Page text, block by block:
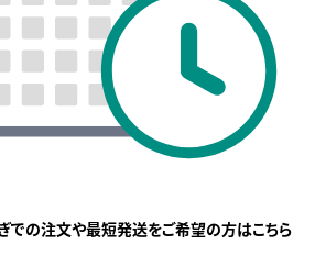
での注文や最短発送をご希望の方はこちら